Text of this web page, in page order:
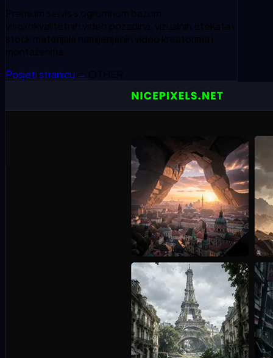
Premium servis s ogromnom bazom
visokokvalitetnih video pozadina, vizualnih efekata i
stock materijala namijenjenih video kreatorima i
montažerima.
Posjeti stranicu → OTHER